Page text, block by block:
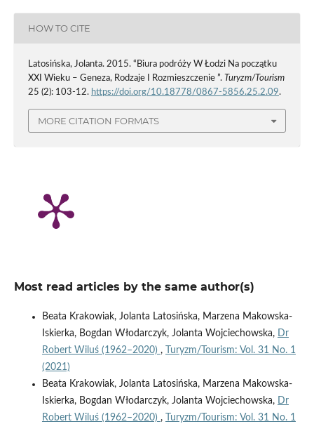
HOW TO CITE
Latosińska, Jolanta. 2015. “Biura podróży W Łodzi Na początku
XXI Wieku – Geneza, Rodzaje I Rozmieszczenie ”. Turyzm/Tourism
25 (2): 103-12. https://doi.org/10.18778/0867-5856.25.2.09.
MORE CITATION FORMATS
Most read articles by the same author(s)
Beata Krakowiak, Jolanta Latosińska, Marzena Makowska-
Iskierka, Bogdan Włodarczyk, Jolanta Wojciechowska, Dr
Robert Wiluś (1962–2020) ,
Turyzm/Tourism: Vol. 31 No. 1
(2021)
Beata Krakowiak, Jolanta Latosińska, Marzena Makowska-
Iskierka, Bogdan Włodarczyk, Jolanta Wojciechowska, Dr
Robert Wiluś (1962–2020) ,
Turyzm/Tourism: Vol. 31 No. 1